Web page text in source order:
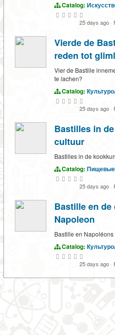
Catalog:
25 days ago ·
Vierde de
reden tot
Vier de Bastille
te lachen?
Catalog:
25 days ago ·
Bastilles in
cultuur
Bastilles in de
Catalog: Пищевые
25 days ago ·
Bastille en
Napoleon
Bastille en
Catalog:
25 days ago ·